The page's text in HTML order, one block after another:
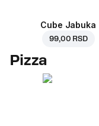
Cube Jabuka
99,00 RSD
Pizza